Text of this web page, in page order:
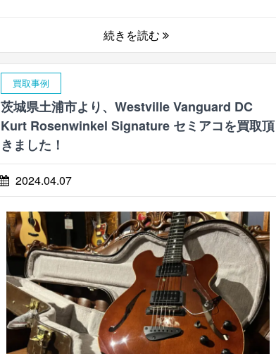
続きを読む
買取事例
茨城県土浦市より、Westville Vanguard DC
Kurt Rosenwinkel Signature セミアコを買取頂
きました！
2024.04.07